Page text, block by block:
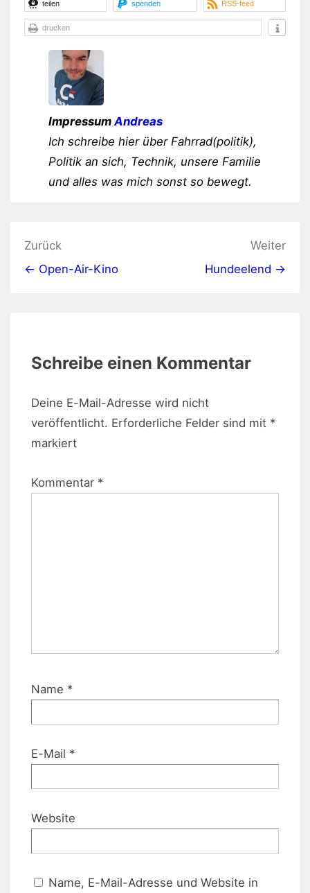
teilen spenden RSS-feed
drucken
Impressum Andreas
Ich schreibe hier über Fahrrad(politik),
Politik an sich, Technik, unsere Familie
und alles was mich sonst so bewegt.
Beitragsnavigation
Zurück
← Open-Air-Kino
Weiter
Hundeelend →
Schreibe einen Kommentar
Deine E-Mail-Adresse wird nicht
veröffentlicht. Erforderliche Felder sind mit *
markiert
Kommentar *
Name *
E-Mail *
Website
Name, E-Mail-Adresse und Website in